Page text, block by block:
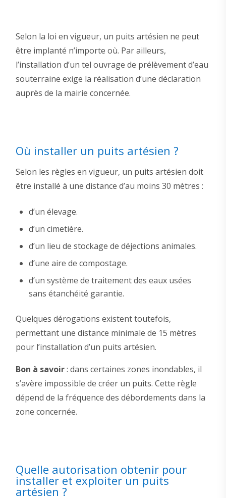
Selon la loi en vigueur, un puits artésien ne peut
être implanté n’importe où. Par ailleurs,
l’installation d’un tel ouvrage de prélèvement d’eau
souterraine exige la réalisation d’une déclaration
auprès de la mairie concernée.
Où installer un puits artésien ?
Selon les règles en vigueur, un puits artésien doit
être installé à une distance d’au moins 30 mètres :
d’un élevage.
d’un cimetière.
d’un lieu de stockage de déjections animales.
d’une aire de compostage.
d’un système de traitement des eaux usées
sans étanchéité garantie.
Quelques dérogations existent toutefois,
permettant une distance minimale de 15 mètres
pour l’installation d’un puits artésien.
Bon à savoir: dans certaines zones inondables, il
s’avère impossible de créer un puits. Cette règle
dépend de la fréquence des débordements dans la
zone concernée.
Quelle autorisation obtenir pour
installer et exploiter un puits
artésien ?